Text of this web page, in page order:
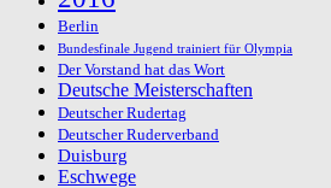
Berlin
Bundesfinale Jugend trainiert für Olympia
Der Vorstand hat das Wort
Deutsche Meisterschaften
Deutscher Rudertag
Deutscher Ruderverband
Duisburg
Eschwege